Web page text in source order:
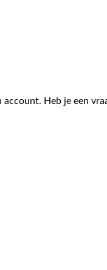
Heb je een